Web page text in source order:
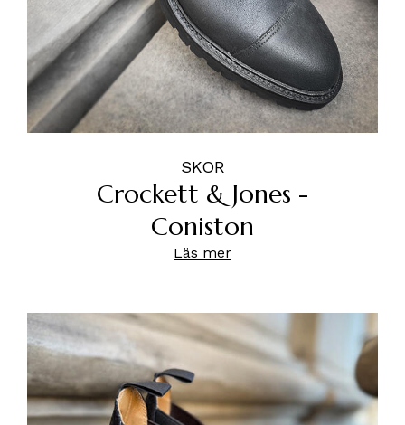
SKOR
Crockett & Jones -
Coniston
Läs mer